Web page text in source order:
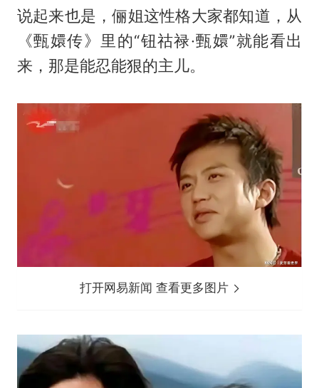
说起来也是，俪姐这性格大家都知道，从
《甄嬛传》里的“钮祜禄·甄嬛”就能看出
来，那是能忍能狠的主儿。
打开网易新闻 查看更多图片